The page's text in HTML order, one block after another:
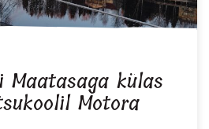
Maatasaga külas
Motora